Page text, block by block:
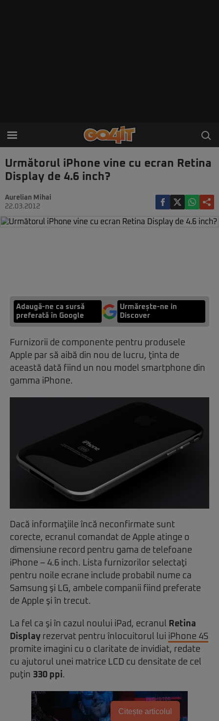
Următorul iPhone vine cu ecran Retina
Display de 4.6 inch?
Aurelian Mihai
22.03.2012
Adaugă-ne ca sursă
preferată în Google
Urmărește-ne in
Discover
Furnizorii de componente pentru produsele
Apple par să aibă din nou de lucru, ţinta de
această dată fiind un nou model smartphone din
gamma iPhone.
Dacă informaţiile încă neconfirmate sunt
corecte, ecranul comandat de Apple atinge o
dimensiune record pentru gama de telefoane
iPhone – 4.6 inch. Lista furnizorilor selectaţi
pentru noile ecrane include probabil nume ca
Samsung şi LG, ambele companii fiind preferate
de Apple şi în trecut.
La fel ca şi în cazul noului iPad, ecranul Retina
Display rezervat pentru înlocuitorul lui iPhone 4S
promite imagini cu o claritate de invidiat, redate
cu ajutorul unei matrice LCD cu densitate de cel
puţin 330 ppi.
Citește articolul